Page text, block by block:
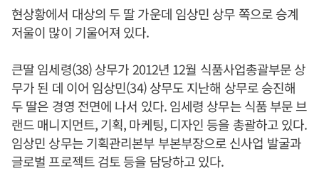
현상황에서 대상의 두 딸 가운데 임상민 상무 쪽으로 승계
저울이 많이 기울어져 있다.
큰딸 임세령(38) 상무가 2012년 12월 식품사업총괄부문 상
무가 된 데 이어 임상민(34) 상무도 지난해 상무로 승진해
두 딸은 경영 전면에 나서 있다. 임세령 상무는 식품 부문 브
랜드 매니지먼트, 기획, 마케팅, 디자인 등을 총괄하고 있다.
임상민 상무는 기획관리본부 부본부장으로 신사업 발굴과
글로벌 프로젝트 검토 등을 담당하고 있다.